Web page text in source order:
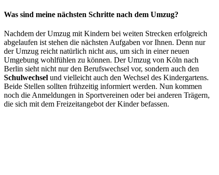
Was sind meine nächsten Schritte nach dem Umzug?
Nachdem der Umzug mit Kindern bei weiten Strecken erfolgreich
abgelaufen ist stehen die nächsten Aufgaben vor Ihnen. Denn nur
der Umzug reicht natürlich nicht aus, um sich in einer neuen
Umgebung wohlfühlen zu können. Der Umzug von Köln nach
Berlin sieht nicht nur den Berufswechsel vor, sondern auch den
Schulwechsel und vielleicht auch den Wechsel des Kindergartens.
Beide Stellen sollten frühzeitig informiert werden. Nun kommen
noch die Anmeldungen in Sportvereinen oder bei anderen Trägern,
die sich mit dem Freizeitangebot der Kinder befassen.